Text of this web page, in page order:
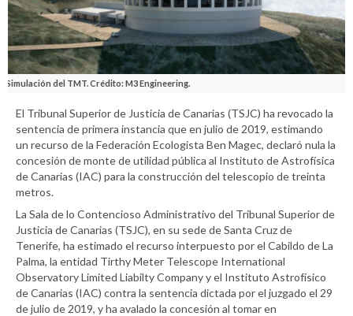
Simulación del TMT. Crédito: M3 Engineering.
El Tribunal Superior de Justicia de Canarias (TSJC) ha revocado la
sentencia de primera instancia que en julio de 2019, estimando
un recurso de la Federación Ecologista Ben Magec, declaró nula la
concesión de monte de utilidad pública al Instituto de Astrofísica
de Canarias (IAC) para la construcción del telescopio de treinta
metros.
La Sala de lo Contencioso Administrativo del Tribunal Superior de
Justicia de Canarias (TSJC), en su sede de Santa Cruz de
Tenerife, ha estimado el recurso interpuesto por el Cabildo de La
Palma, la entidad Tirthy Meter Telescope International
Observatory Limited Liabilty Company y el Instituto Astrofísico
de Canarias (IAC) contra la sentencia dictada por el juzgado el 29
de julio de 2019, y ha avalado la concesión al tomar en